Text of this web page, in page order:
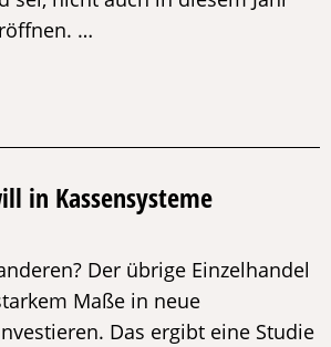
…
in Kassensysteme
Der übrige Einzelhandel
Maße in neue
Das ergibt eine Studie